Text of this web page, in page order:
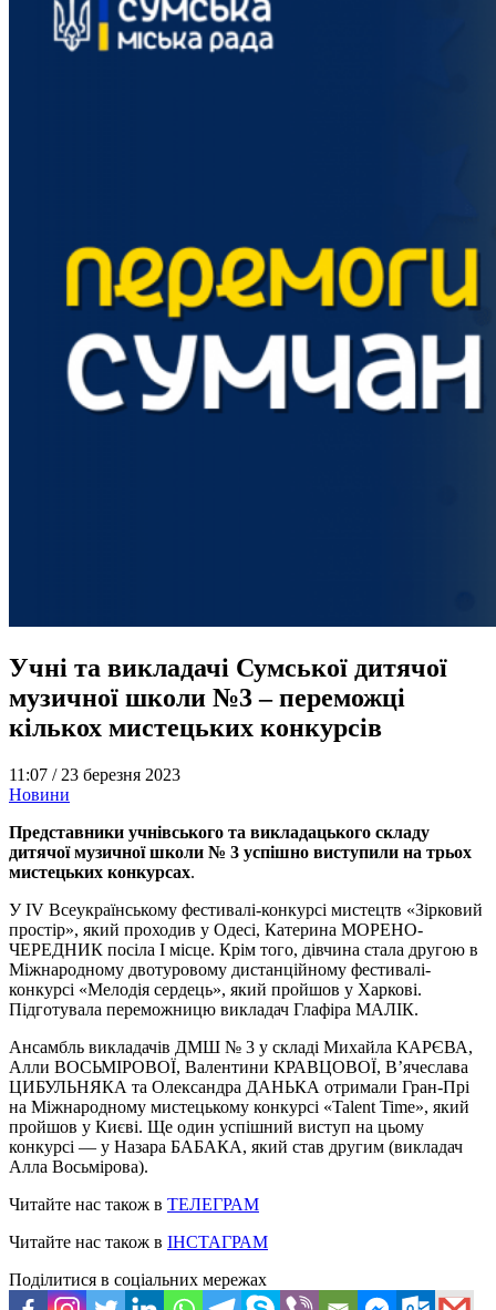
Учні та викладачі Сумської дитячої
музичної школи №3 – переможці
кількох мистецьких конкурсів
11:07 / 23 березня 2023
Новини
Представники учнівського та викладацького складу
дитячої музичної школи № 3 успішно виступили на трьох
мистецьких конкурсах.
У IV Всеукраїнському фестивалі-конкурсі мистецтв «Зірковий
простір», який проходив у Одесі, Катерина МОРЕНО-
ЧЕРЕДНИК посіла І місце. Крім того, дівчина стала другою в
Міжнародному двотуровому дистанційному фестивалі-
конкурсі «Мелодія сердець», який пройшов у Харкові.
Підготувала переможницю викладач Глафіра МАЛІК.
Ансамбль викладачів ДМШ № 3 у складі Михайла КАРЄВА,
Алли ВОСЬМІРОВОЇ, Валентини КРАВЦОВОЇ, В’ячеслава
ЦИБУЛЬНЯКА та Олександра ДАНЬКА отримали Гран-Прі
на Міжнародному мистецькому конкурсі «Talent Time», який
пройшов у Києві. Ще один успішний виступ на цьому
конкурсі — у Назара БАБАКА, який став другим (викладач
Алла Восьмірова).
Читайте нас також в ТЕЛЕГРАМ
Читайте нас також в ІНСТАГРАМ
Поділитися в соціальних мережах